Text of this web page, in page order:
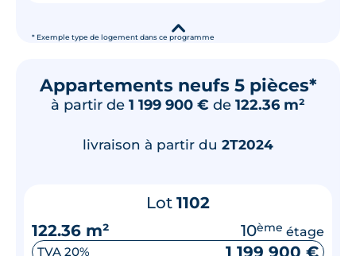
* Exemple type de logement dans ce programme
▾
Appartements neufs 5 pièces*
à partir de 1 199 900 € de 122.36 m²
livraison à partir du 2T2024
Lot 1102
122.36 m²
10ème étage
TVA 20% 1 199 900 €